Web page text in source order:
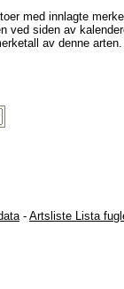
med innlagte
ved siden av
av denne arten.
- Artsliste Lista